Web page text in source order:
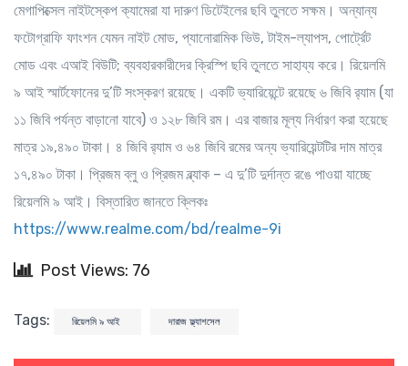
মেগাপিক্সেল নাইটস্কেপ ক্যামেরা যা দারুণ ডিটেইলের ছবি তুলতে সক্ষম। অন্যান্য
ফটোগ্রাফি ফাংশন যেমন নাইট মোড, প্যানোরামিক ভিউ, টাইম-ল্যাপস, পোর্ট্রেট
মোড এবং এআই বিউটি; ব্যবহারকারীদের ক্রিস্পি ছবি তুলতে সাহায্য করে। রিয়েলমি
৯ আই স্মার্টফোনের দু’টি সংস্করণ রয়েছে। একটি ভ্যারিয়েন্টে রয়েছে ৬ জিবি র‌্যাম (যা
১১ জিবি পর্যন্ত বাড়ানো যাবে) ও ১২৮ জিবি রম। এর বাজার মূল্য নির্ধারণ করা হয়েছে
মাত্র ১৯,৪৯০ টাকা। ৪ জিবি র‌্যাম ও ৬৪ জিবি রমের অন্য ভ্যারিয়েন্টটির দাম মাত্র
১৭,৪৯০ টাকা। প্রিজম ব্লু ও প্রিজম ব্ল্যাক – এ দু’টি দুর্দান্ত রঙে পাওয়া যাচ্ছে
রিয়েলমি ৯ আই। বিস্তারিত জানতে ক্লিকঃ
https://www.realme.com/bd/realme-9i
Post Views: 76
Tags: রিয়েলমি ৯ আই দারাজ ফ্ল্যাশসেল